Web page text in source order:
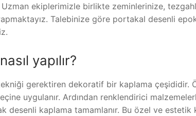
ekiplerimizle birlikte zeminlerinize,
Talebinize göre portakal desenli
yapılır?
gerektiren dekoratif bir kaplama çeşididir.
uygulanır. Ardından renklendirici
desenli kaplama tamamlanır. Bu özel ve estetik